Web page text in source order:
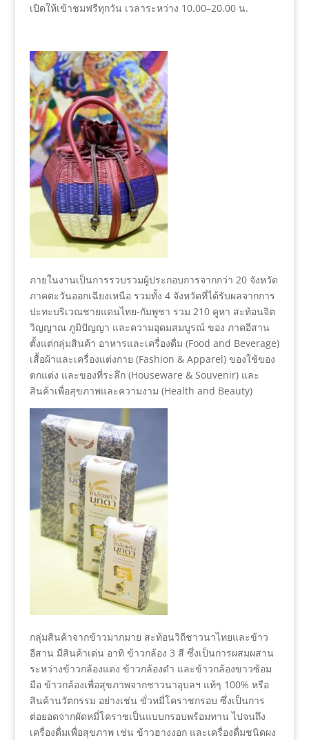
เปิดให้เข้าชมฟรีทุกวัน เวลาระหว่าง 10.00–20.00 น.
ภายในงานเป็นการรวบรวมผู้ประกอบการจากกว่า 20 จังหวัด
ภาคตะวันออกเฉียงเหนือ รวมทั้ง 4 จังหวัดที่ได้รับผลจากการ
ปะทะบริเวณชายแดนไทย-กัมพูชา รวม 210 คูหา สะท้อนจิต
วิญญาณ ภูมิปัญญา และความอุดมสมบูรณ์ ของ ภาคอีสาน
ตั้งแต่กลุ่มสินค้า อาหารและเครื่องดื่ม (Food and Beverage)
เสื้อผ้าและเครื่องแต่งกาย (Fashion & Apparel) ของใช้ของ
ตกแต่ง และของที่ระลึก (Houseware & Souvenir) และ
สินค้าเพื่อสุขภาพและความงาม (Health and Beauty)
กลุ่มสินค้าจากข้าวมากมาย สะท้อนวิถีชาวนาไทยและข้าว
อีสาน มีสินค้าเด่น อาทิ ข้าวกล้อง 3 สี ซึ่งเป็นการผสมผสาน
ระหว่างข้าวกล้องแดง ข้าวกล้องดำ และข้าวกล้องขาวซ้อม
มือ ข้าวกล้องเพื่อสุขภาพจากชาวนาอุบลฯ แท้ๆ 100% หรือ
สินค้านวัตกรรม อย่างเช่น ขั่วหมี่โคราชกรอบ ซึ่งเป็นการ
ต่อยอดจากผัดหมี่โคราชเป็นแบบกรอบพร้อมทาน ไปจนถึง
เครื่องดื่มเพื่อสุขภาพ เช่น ข้าวฮางงอก และเครื่องดื่มชนิดผง